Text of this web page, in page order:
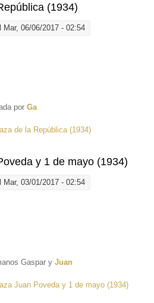
(1934)
Mar, 06/06/2017 - 02:54
por Ga
de la República (1934)
y 1 de mayo (1934)
Mar, 03/01/2017 - 02:54
Gaspar y Juan
Juan Poveda y 1 de mayo (1934)